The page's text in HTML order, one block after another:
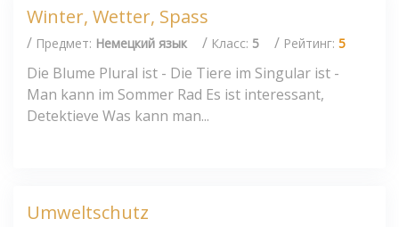
Winter, Wetter, Spass
/ Предмет: Немецкий язык / Класс: 5 / Рейтинг: 5
Die Blume Plural ist - Die Tiere im Singular ist -
Man kann im Sommer Rad Es ist interessant,
Detektieve Was kann man...
Umweltschutz